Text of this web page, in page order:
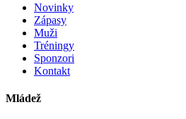
Novinky
Zápasy
Muži
Tréningy
Sponzori
Kontakt
Mládež